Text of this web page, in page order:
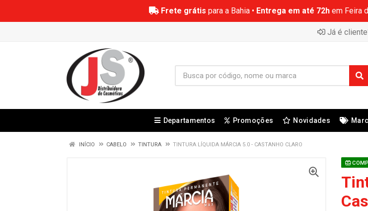
Frete grátis para a Bahia • Entrega em até 72hem Feira
Já é
Departamentos Promoções Novidades
INÍCIO CABELO TINTURA TINTURA LÍQUIDA MÁRCIA 5.0 - CASTANHO CLARO